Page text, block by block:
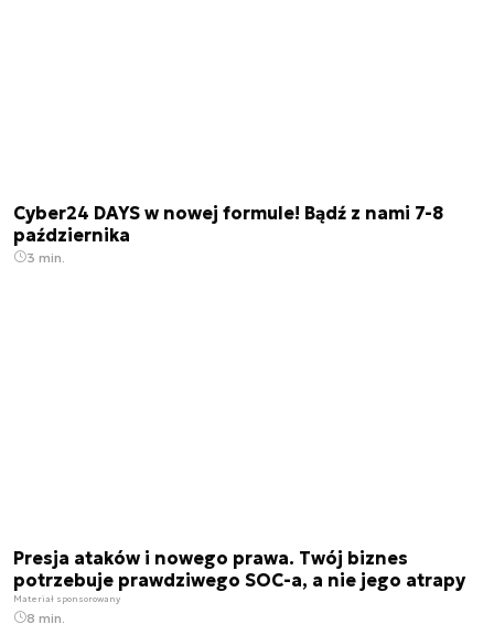
Cyber24 DAYS w nowej formule! Bądź z nami 7-8
października
3 min.
Presja ataków i nowego prawa. Twój biznes
potrzebuje prawdziwego SOC-a, a nie jego atrapy
Materiał sponsorowany
8 min.